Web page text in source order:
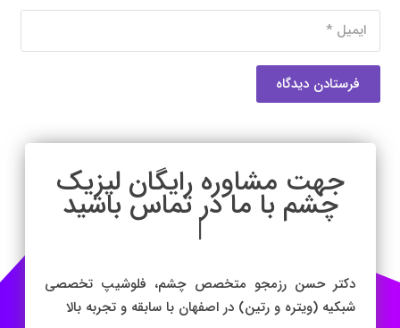
فرستادن دیدگاه
جهت مشاوره رایگان لیزیک
چشم با ما در تماس
|
دکتر حسن رزمجو متخصص چشم، فلوشیپ تخصصی
شبکیه (ویتره و رتین) در اصفهان با سابقه و تجربه بالا